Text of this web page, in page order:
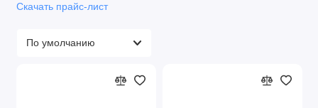
Изделия для монтажа
Счетчики электроэнергии
Скачать прайс-лист